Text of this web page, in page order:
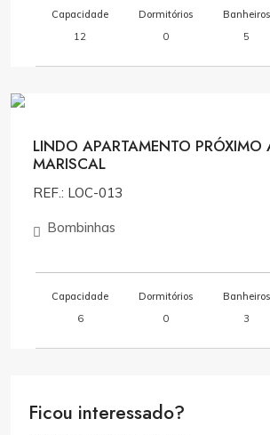
Capacidade
12
Dormitórios
0
Banheiros
5
LINDO APARTAMENTO PRÓXIMO
MARISCAL
REF.: LOC-013
Bombinhas
Capacidade
6
Dormitórios
0
Banheiros
3
Ficou interessado?